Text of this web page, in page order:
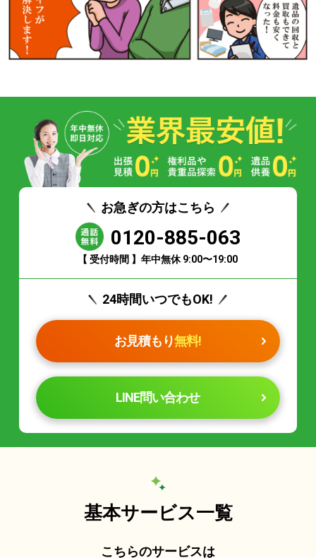
お急ぎの方はこちら
0120-885-063
【 受付時間 】年中無休 9:00〜19:00
24時間いつでもOK!
お見積もり無料!
LINE問い合わせ
基本サービス一覧
こちらのサービスは